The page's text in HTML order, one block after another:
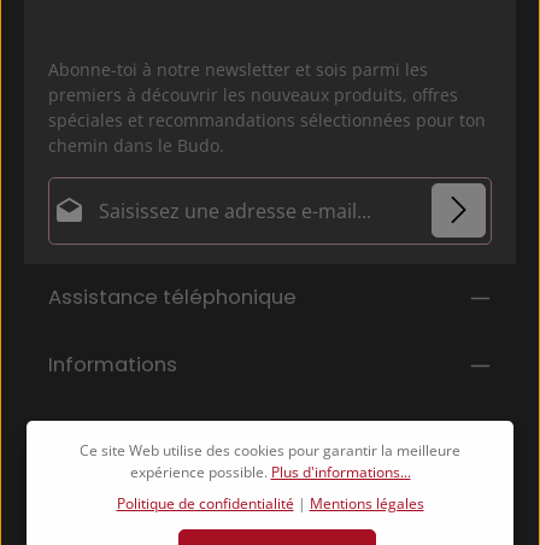
Abonne-toi à notre newsletter et sois parmi les
premiers à découvrir les nouveaux produits, offres
spéciales et recommandations sélectionnées pour ton
chemin dans le Budo.
Adresse e-mail*
En sélectionnant Continuer, vous confirmez que
informations sur la protection des données
vous avez accepté nos
Les champs marqués d'un astérisque (*) sont
obligatoires.
Assistance téléphonique
Informations
Ce site Web utilise des cookies pour garantir la meilleure
expérience possible. Plus d'informations...
Politique de confidentialité | Mentions légales